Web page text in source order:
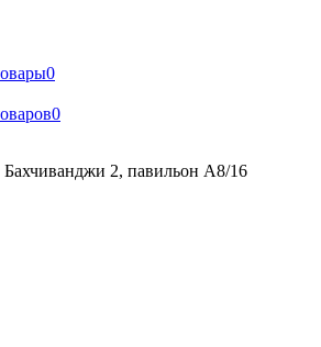
0
0
Бахчиванджи 2, павильон А8/16